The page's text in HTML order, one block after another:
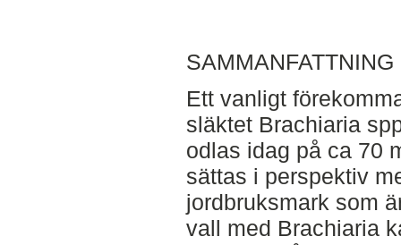
SAMMANFATTNING
Ett vanligt
släktet Brachiaria
odlas idag på ca 70
sättas i perspektiv
jordbruksmark som
vall med Brachiaria